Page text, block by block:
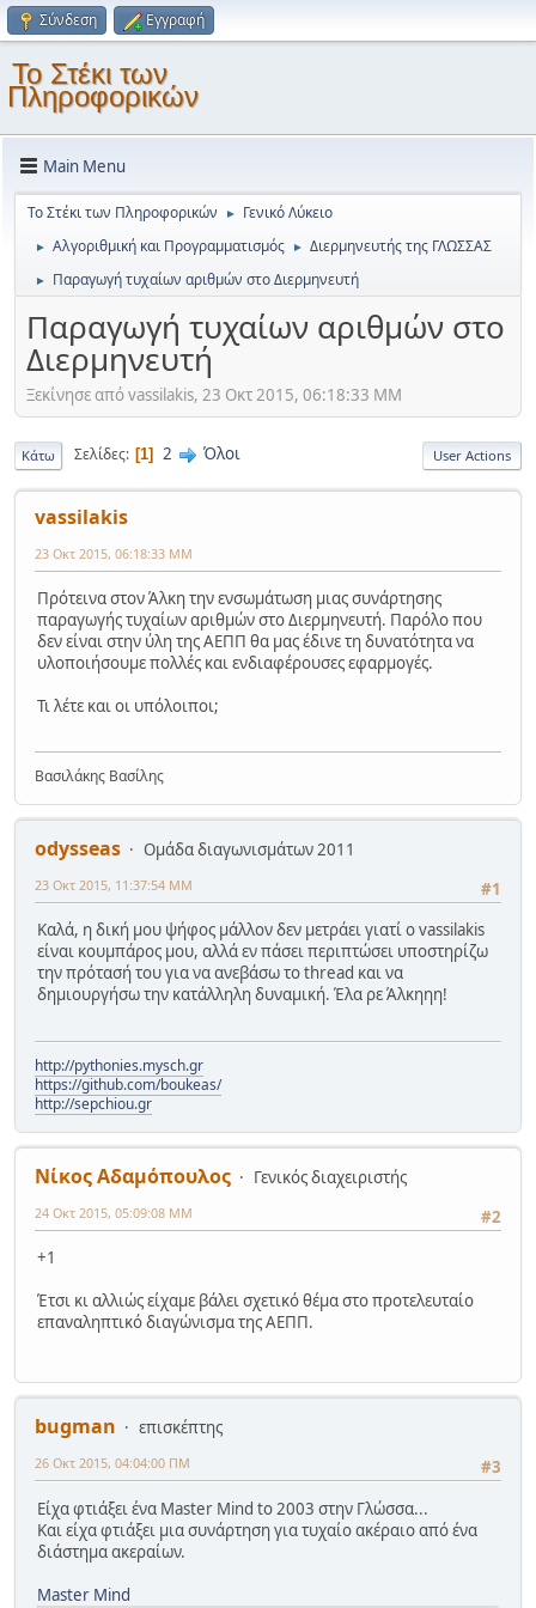
Σύνδεση Εγγραφή
Το Στέκι των
Πληροφορικών
Main Menu
Το Στέκι των Πληροφορικών ► Γενικό Λύκειο
► Αλγοριθμική και Προγραμματισμός ► Διερμηνευτής της ΓΛΩΣΣΑΣ
► Παραγωγή τυχαίων αριθμών στο Διερμηνευτή
Παραγωγή τυχαίων αριθμών στο
Διερμηνευτή
Ξεκίνησε από vassilakis, 23 Οκτ 2015, 06:18:33 ΜΜ
Κάτω Σελίδες 1 2 Όλοι User Actions
vassilakis
23 Οκτ 2015, 06:18:33 ΜΜ
Πρότεινα στον Άλκη την ενσωμάτωση μιας συνάρτησης
παραγωγής τυχαίων αριθμών στο Διερμηνευτή. Παρόλο που
δεν είναι στην ύλη της ΑΕΠΠ θα μας έδινε τη δυνατότητα να
υλοποιήσουμε πολλές και ενδιαφέρουσες εφαρμογές.
Τι λέτε και οι υπόλοιποι;
Βασιλάκης Βασίλης
odysseas
Ομάδα διαγωνισμάτων 2011
#1
23 Οκτ 2015, 11:37:54 ΜΜ
Καλά, η δική μου ψήφος μάλλον δεν μετράει γιατί ο vassilakis
είναι κουμπάρος μου, αλλά εν πάσει περιπτώσει υποστηρίζω
την πρότασή του για να ανεβάσω το thread και να
δημιουργήσω την κατάλληλη δυναμική. Έλα ρε Άλκηηη!
http://pythonies.mysch.gr
https://github.com/boukeas/
http://sepchiou.gr
Νίκος Αδαμόπουλος
Γενικός διαχειριστής
#2
24 Οκτ 2015, 05:09:08 ΜΜ
+1
Έτσι κι αλλιώς είχαμε βάλει σχετικό θέμα στο προτελευταίο
επαναληπτικό διαγώνισμα της ΑΕΠΠ.
bugman
επισκέπτης
#3
26 Οκτ 2015, 04:04:00 ΠΜ
Είχα φτιάξει ένα Master Mind to 2003 στην Γλώσσα...
Και είχα φτιάξει μια συνάρτηση για τυχαίο ακέραιο από ένα
διάστημα ακεραίων.
Master Mind